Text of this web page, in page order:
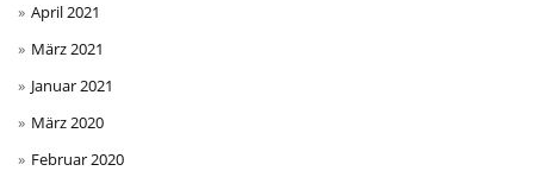
April 2021
März 2021
Januar 2021
März 2020
Februar 2020